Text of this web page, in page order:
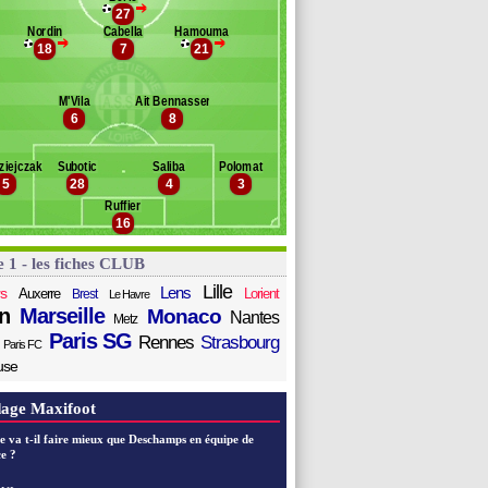
Banc des remplaçants
Rocha Santos
16
Ruffier
3
Polomat
4
Saliba
28
Subotic
5
8
Ait Bennasser
6
M'Vila
>
21
Hamouma
7
Cabella
>
18
Nordin
>
27
1 - les fiches CLUB
Auxerre Brest Le Havre Lens Lille Lorient
Marseille Metz Monaco Nantes
Paris FC Paris SG Rennes Strasbourg
Maxifoot
va t-il faire mieux que Deschamps en équipe de
?